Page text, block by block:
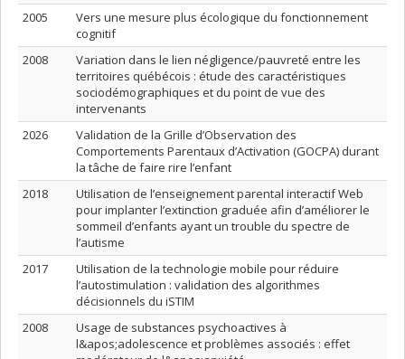
2005
Vers une mesure plus écologique du fonctionnement
cognitif
2008
Variation dans le lien négligence/pauvreté entre les
territoires québécois : étude des caractéristiques
sociodémographiques et du point de vue des
intervenants
2026
Validation de la Grille d’Observation des
Comportements Parentaux d’Activation (GOCPA) durant
la tâche de faire rire l’enfant
2018
Utilisation de l’enseignement parental interactif Web
pour implanter l’extinction graduée afin d’améliorer le
sommeil d’enfants ayant un trouble du spectre de
l’autisme
2017
Utilisation de la technologie mobile pour réduire
l’autostimulation : validation des algorithmes
décisionnels du iSTIM
2008
Usage de substances psychoactives à
l&apos;adolescence et problèmes associés : effet